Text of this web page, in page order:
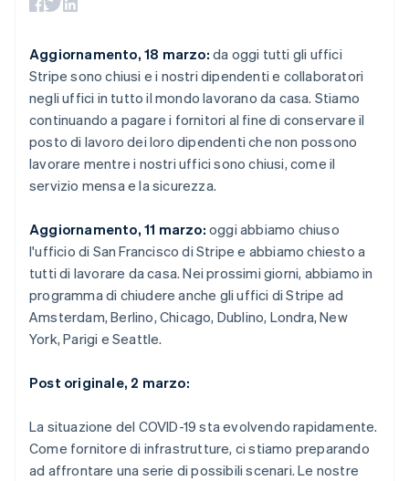
utente
Accesso a
oltre 125
Terminal
Pagamenti di
persona
Authorization
Accettazione
ottimizzata
Pagamento
accelerato
Financial
Connections
Conti finanziari
collegati
Report
personalizzati
Data Pipeline
Sincronizzazione
dei dati
Altro
Scopri cosa ti aspetta
Radar
Prevenzione delle frodi
SaaS
Per settore
Aziende di IA
Creator economy
Gaming
tempo libero
Assicurazione
Media e
intrattenimento
Organizzazioni non
profit
Servizi professionali
Pubblica
Ecosistema
Offrire addebiti in base
all'utilizzo
Emettere carte
garantite da stablecoin
Esegui il provisioning e
gestisci i servizi con gli
agenti
Risorse
Integrazioni app
Esempi di codice
Blog per sviluppatori
Stato dell'API
Sessions
Lavora con noi
Sala stampa
Stripe Press
Diventa nostro partner
Aggiornamento, 18 marzo: da oggi tutti gli uffici
Stripe sono chiusi e i nostri dipendenti e collaboratori
negli uffici in tutto il mondo lavorano da casa. Stiamo
continuando a pagare i fornitori al fine di conservare il
posto di lavoro dei loro dipendenti che non possono
lavorare mentre i nostri uffici sono chiusi, come il
servizio mensa e la sicurezza.
Aggiornamento, 11 marzo: oggi abbiamo chiuso
l'ufficio di San Francisco di Stripe e abbiamo chiesto a
tutti di lavorare da casa. Nei prossimi giorni, abbiamo in
programma di chiudere anche gli uffici di Stripe ad
Amsterdam, Berlino, Chicago, Dublino, Londra, New
York, Parigi e Seattle.
Post originale, 2 marzo:
La situazione del COVID-19 sta evolvendo rapidamente.
Come fornitore di infrastrutture, ci stiamo preparando
ad affrontare una serie di possibili scenari. Le nostre
Australia
Austria
DeutschEnglish
Belgio
NederlandsFrançaisDeutsch English
Brasile
Português English
English
Canada
Cina continentale
简体中文English
Cipro
English
Croazia
EnglishItaliano
Danimarca
Emirati Arabi Uniti
English
English
Finlandia
EnglishSvenska